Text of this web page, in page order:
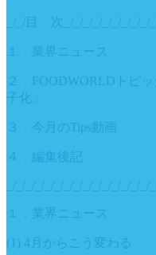
_/_/目 次_/_/_/_/_/_/_/_/_/
１．業界ニュース
２．FOODWORLDトピ
子化」
３．今月のTips動画
４．編集後記
１．業界ニュース
(1) 4月からこう変わる